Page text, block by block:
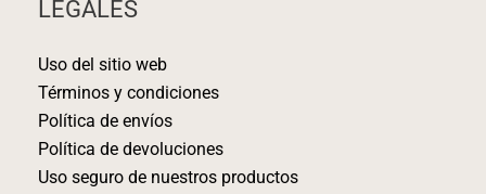
LEGALES
Uso del sitio web
Términos y condiciones
Política de envíos
Política de devoluciones
Uso seguro de nuestros productos